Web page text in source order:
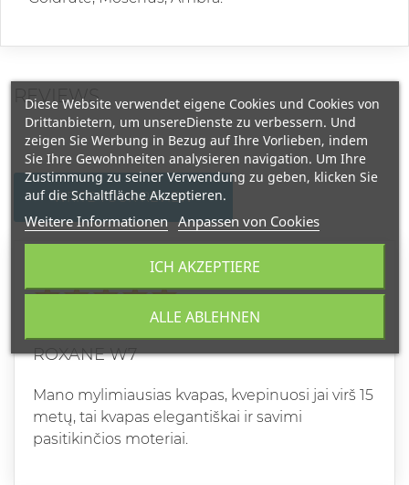
REVIEWS
WRITE YOUR REVIEW
21.10.2024
ROXANE W7
Mano mylimiausias kvapas, kvepinuosi jai virš 15
metų, tai kvapas elegantiškai ir savimi
pasitikinčios moteriai.
Diese Website verwendet eigene Cookies und Cookies von
Drittanbietern, um unsereDienste zu verbessern. Und
zeigen Sie Werbung in Bezug auf Ihre Vorlieben, indem
Sie Ihre Gewohnheiten analysieren navigation. Um Ihre
Zustimmung zu seiner Verwendung zu geben, klicken Sie
auf die Schaltfläche Akzeptieren.
Weitere Informationen Anpassen von Cookies
ALLE ABLEHNEN
ICH AKZEPTIERE